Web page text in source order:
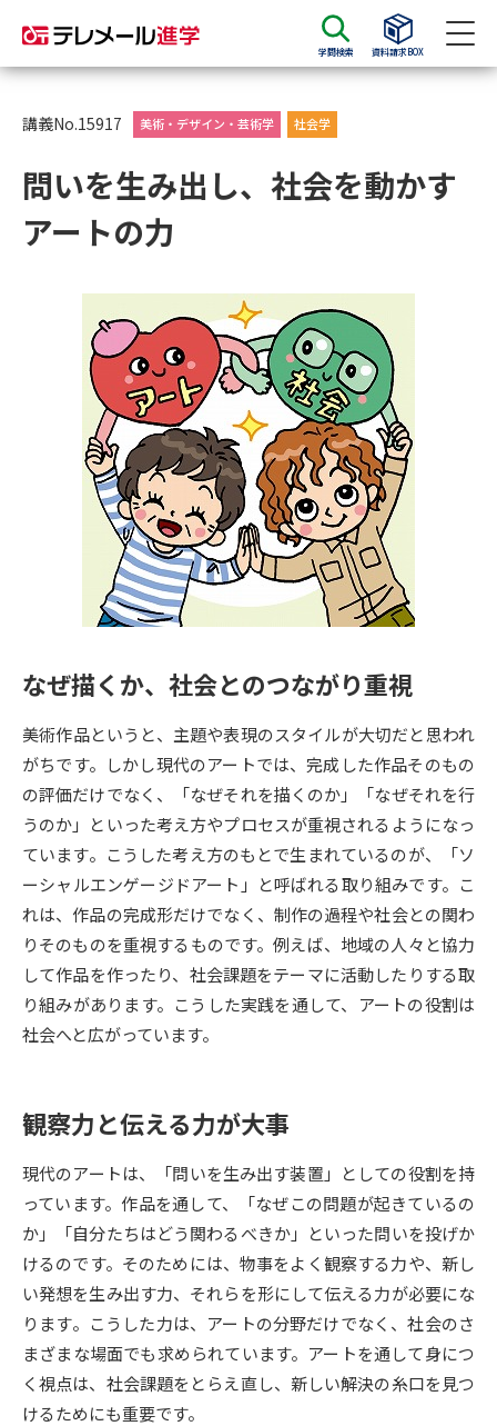
学問検索 資料請求BOX
資料請求 資料検索
大学・短大の資料種類から請求
総合型選抜・学校推薦型選抜 募
集要項＆願書
大学入学共通テスト利用選抜の
募集要項＆願書
大学・短大以外の資料から請求
専門学校の資料請求 大学院の資料請求
留学・進学関連、塾・予備校
大学入学共通テスト「受験案
内」の請求
大学入学共通テスト「受験上の
配慮案内」の請求
高等学校卒業程度認定試験
幼稚園教員資格認定試験 小学校教員資格認定試験
高等学校（情報）教員資格認定
試験
大学研究 大学検索
大学で学べる内容や特徴を調べる
新増設大学・学部・学科特集
国際・グローバルに強い大学特
データサイエンス特集
（高3生用）
（高2生用）
SELFBRAND特集ページ
オープンキャンパスなどを調べる
オープンキャンパス検索 実施プログラムから探す
来場型・Web型イベント特集
講義No.15917 美術・デザイン・芸術学 社会学
問いを生み出し、社会を動かす
アートの力
なぜ描くか、社会とのつながり重視
美術作品というと、主題や表現のスタイルが大切だと思われ
がちです。しかし現代のアートでは、完成した作品そのもの
の評価だけでなく、「なぜそれを描くのか」「なぜそれを行
うのか」といった考え方やプロセスが重視されるようになっ
ています。こうした考え方のもとで生まれているのが、「ソ
ーシャルエンゲージドアート」と呼ばれる取り組みです。こ
れは、作品の完成形だけでなく、制作の過程や社会との関わ
りそのものを重視するものです。例えば、地域の人々と協力
して作品を作ったり、社会課題をテーマに活動したりする取
り組みがあります。こうした実践を通して、アートの役割は
社会へと広がっています。
観察力と伝える力が大事
現代のアートは、「問いを生み出す装置」としての役割を持
っています。作品を通して、「なぜこの問題が起きているの
か」「自分たちはどう関わるべきか」といった問いを投げか
けるのです。そのためには、物事をよく観察する力や、新し
い発想を生み出す力、それらを形にして伝える力が必要にな
ります。こうした力は、アートの分野だけでなく、社会のさ
まざまな場面でも求められています。アートを通して身につ
く視点は、社会課題をとらえ直し、新しい解決の糸口を見つ
けるためにも重要です。